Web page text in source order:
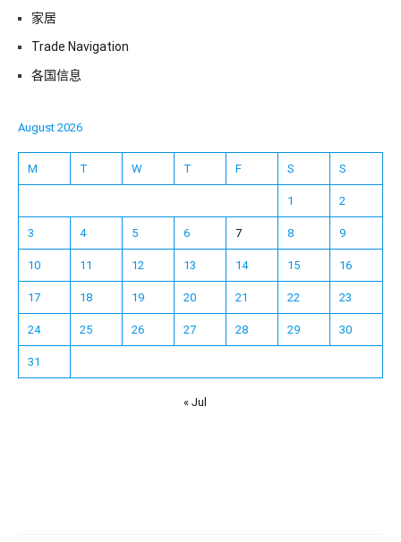
家居
Trade Navigation
各国信息
August 2026
M T W T F S S
1 2
3 4 5 6 7 8 9
10 11 12 13 14 15 16
17 18 19 20 21 22 23
24 25 26 27 28 29 30
31
« Jul